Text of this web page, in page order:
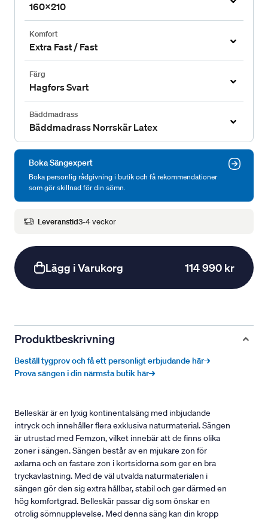
160x210
Komfort
Extra Fast / Fast
Färg
Hagfors Svart
Bäddmadrass
Bäddmadrass Norrskär Latex
Boka Sängexpert
Boka personlig rådgivning i butik och få rekommendationer
som gör skillnad för din sömn.
Leveranstid3-4 veckor
Lägg i Varukorg 114 990 kr
Produktbeskrivning
Beställ tygprov och få ett personligt erbjudande här→
Prova sängen i din närmsta butik här→
Belleskär är en lyxig kontinentalsäng med inbjudande
intryck och innehåller flera exklusiva naturmaterial. Sängen
är utrustad med Femzon, vilket innebär att de finns olika
zoner i sängen. Sängen består av en mjukare zon för
axlarna och en fastare zon i kortsidorna som ger en bra
tryckavlastning. Med de väl utvalda naturmaterialen i
sängen gör den sig extra hållbar, stabil och ger därmed en
hög komfortgrad. Belleskär passar dig som önskar en
otrolig sömnupplevelse. Med denna säng kan din kropp